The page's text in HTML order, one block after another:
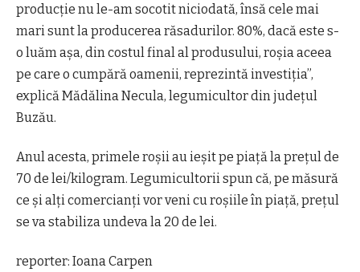
producție nu le-am socotit niciodată, însă cele mai
mari sunt la producerea răsadurilor. 80%, dacă este s-
o luăm așa, din costul final al produsului, roșia aceea
pe care o cumpără oamenii, reprezintă investiția”,
explică Mădălina Necula, legumicultor din județul
Buzău.
Anul acesta, primele roșii au ieșit pe piață la prețul de
70 de lei/kilogram. Legumicultorii spun că, pe măsură
ce și alți comercianți vor veni cu roșiile în piață, prețul
se va stabiliza undeva la 20 de lei.
reporter: Ioana Carpen